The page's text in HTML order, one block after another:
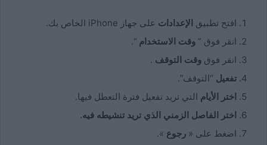
افتح تطبيق الإعدادات على جهاز iPhone الخاص بك.
انقر فوق ” وقت الاستخدام “.
انقر فوق وقت التوقف .
تفعيل “التوقف”.
اختر الأيام التي تريد تفعيل فترة التعطل فيها.
اختر الفاصل الزمني الذي تريد تنشيطه فيه.
اضغط على « رجوع ».